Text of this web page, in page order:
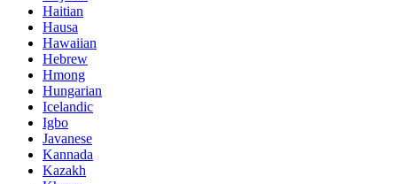
Haitian
Hausa
Hawaiian
Hebrew
Hmong
Hungarian
Icelandic
Igbo
Javanese
Kannada
Kazakh